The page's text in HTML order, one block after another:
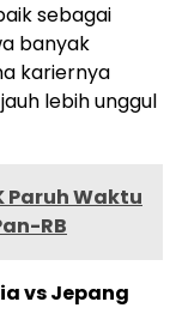
sebagai
banyak
kariernya
lebih unggul
Paruh Waktu
RB
vs Jepang